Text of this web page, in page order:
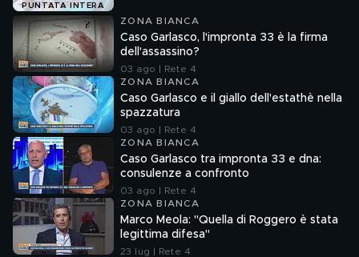
PUNTATA INTERA
ZONA BIANCA
Caso Garlasco, l'impronta 33 è la firma
dell'assassino?
03 ago | Rete 4
ZONA BIANCA
Caso Garlasco e il giallo dell'estathè nella
spazzatura
03 ago | Rete 4
ZONA BIANCA
Caso Garlasco tra impronta 33 e dna:
consulenze a confronto
03 ago | Rete 4
ZONA BIANCA
Marco Meola: "Quella di Roggero è stata
legittima difesa"
23 lug | Rete 4